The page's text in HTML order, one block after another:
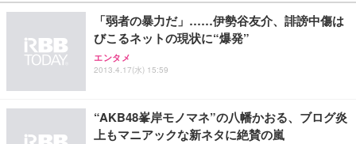
ン樹脂ベース 通気性メッシュ 在宅ワーク H-WY01
(黒網+黒枠+黒足)
￥5,699
SIHOO B100 オフィスチェア／デスクチェア メッシ
￥105,595
EIZO ビジネス向けプレミアムモニター | FlexScan
EV2740X-WT | 27.0型4K UHD・USB Type-C・ホワ
￥109,572
￥3,373
Amazonベーシック ペットシーツ 厚型 ワイド 42枚
「弱者の暴力だ」……伊勢谷友介、誹謗中傷は
びこるネットの現状に“爆発”
エンタメ
2013.4.17(水) 15:59
“AKB48峯岸モノマネ”の八幡かおる、ブログ炎
上もマニアックな新ネタに絶賛の嵐